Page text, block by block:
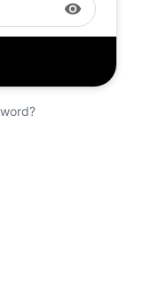
visibility